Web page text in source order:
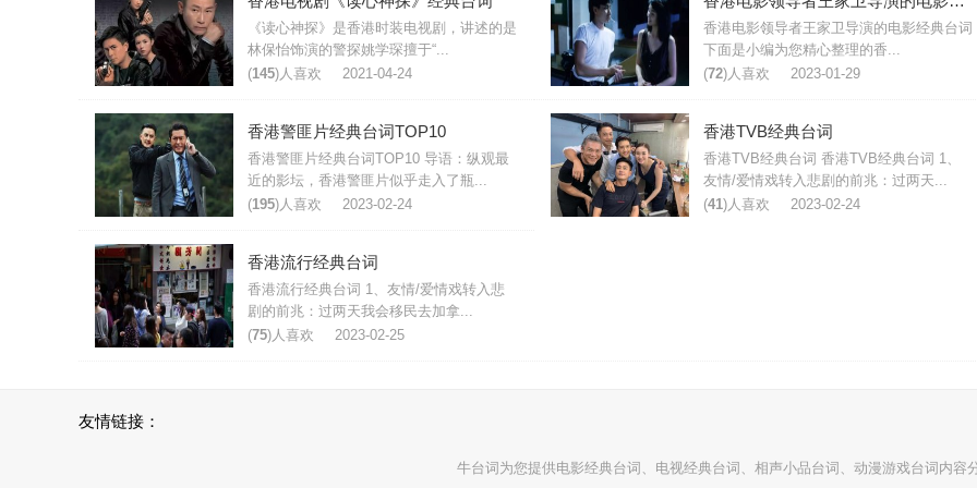
《读心神探》是香港时装电视剧，讲述的是
林保怡饰演的警探姚学琛擅于“...
(145)人喜欢 2021-04-24
香港电影领导者王家卫导演的电影经典台词
下面是小编为您精心整理的香...
(72)人喜欢 2023-01-29
香港警匪片经典台词TOP10
香港警匪片经典台词TOP10 导语：纵观最
近的影坛，香港警匪片似乎走入了瓶...
(195)人喜欢 2023-02-24
香港TVB经典台词
香港TVB经典台词 香港TVB经典台词 1、
友情/爱情戏转入悲剧的前兆：过两天...
(41)人喜欢 2023-02-24
香港流行经典台词
香港流行经典台词 1、友情/爱情戏转入悲
剧的前兆：过两天我会移民去加拿...
(75)人喜欢 2023-02-25
友情链接：
牛台词 为您提供电影经典台词、电视经典台词、相声小品台词、动漫游戏台词内容